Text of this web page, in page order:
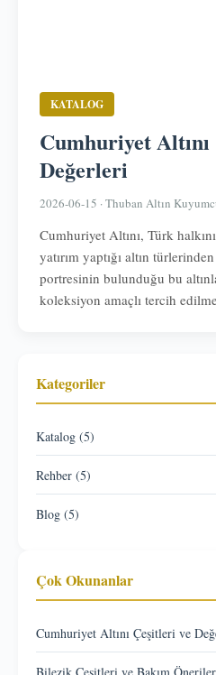
KATALOG
Cumhuriyet
Değerleri
2026-06-15 · Thuban Altın
Cumhuriyet Altını, Türk
yatırım yaptığı altın
portresinin bulunduğu bu
koleksiyon amaçlı tercih
Kategoriler
Katalog (5)
Rehber (5)
Blog (5)
Çok Okunanlar
Cumhuriyet Altını Çeşitleri ve